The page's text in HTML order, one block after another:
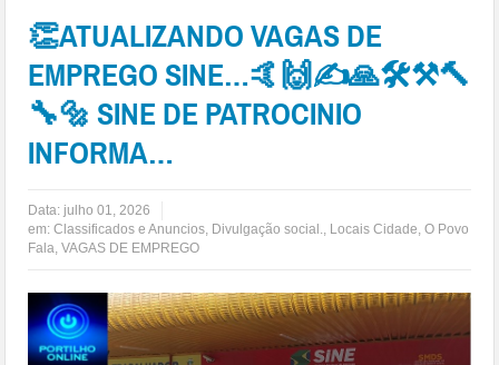
👏ATUALIZANDO VAGAS DE
EMPREGO SINE…🤙🙌✍🙏🛠⚒🔨
🔧🔩 SINE DE PATROCINIO
INFORMA…
Data: julho 01, 2026
em:Classificados e Anuncios, Divulgação social., Locais Cidade,O Povo
Fala,VAGAS DE EMPREGO